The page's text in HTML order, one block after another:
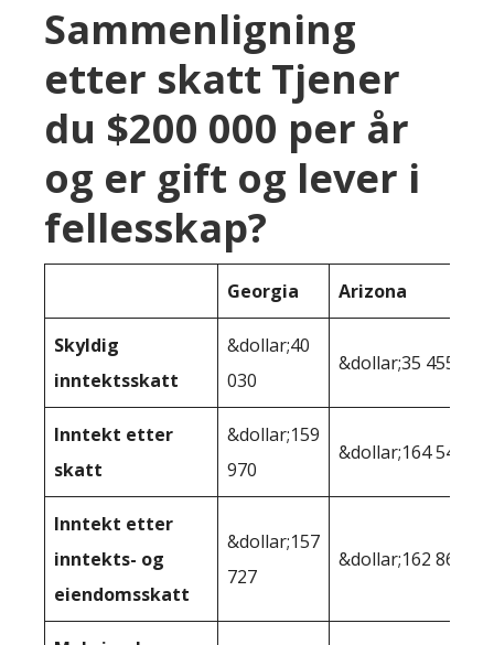
Sammenligning
etter skatt Tjener
du $200 000 per år
og er gift og lever i
fellesskap?
Georgia Arizona
Skyldig
inntektsskatt
&dollar;40
030
&dollar;35 455
Inntekt etter
skatt
&dollar;159
970
&dollar;164 545
Inntekt etter
inntekts- og
eiendomsskatt
&dollar;157
727
&dollar;162 868